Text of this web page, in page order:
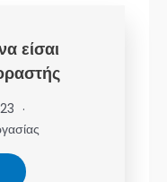
είσαι